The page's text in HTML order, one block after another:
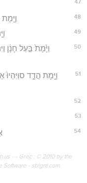
47
48
49
50
וַיָּ֙מָת֙ בַּ֣עַל חָנָ֔ן
51
וַיָּ֖מָת הֲדָ֑ד סוַיִּהְיוּ֙
52
53
54
--- Grec : © 2010 by the
Software - sblgnt.com